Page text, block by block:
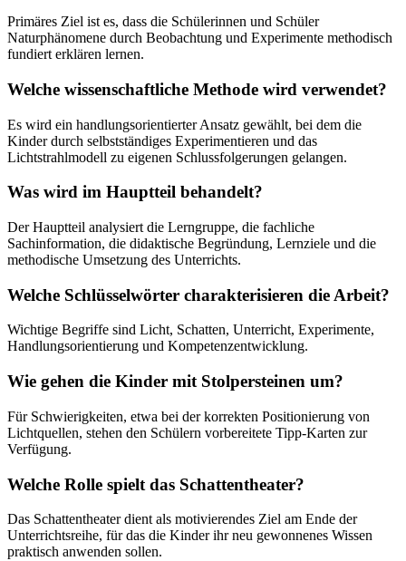
Primäres Ziel ist es, dass die Schülerinnen und Schüler
Naturphänomene durch Beobachtung und Experimente methodisch
fundiert erklären lernen.
Welche wissenschaftliche Methode wird verwendet?
Es wird ein handlungsorientierter Ansatz gewählt, bei dem die
Kinder durch selbstständiges Experimentieren und das
Lichtstrahlmodell zu eigenen Schlussfolgerungen gelangen.
Was wird im Hauptteil behandelt?
Der Hauptteil analysiert die Lerngruppe, die fachliche
Sachinformation, die didaktische Begründung, Lernziele und die
methodische Umsetzung des Unterrichts.
Welche Schlüsselwörter charakterisieren die Arbeit?
Wichtige Begriffe sind Licht, Schatten, Unterricht, Experimente,
Handlungsorientierung und Kompetenzentwicklung.
Wie gehen die Kinder mit Stolpersteinen um?
Für Schwierigkeiten, etwa bei der korrekten Positionierung von
Lichtquellen, stehen den Schülern vorbereitete Tipp-Karten zur
Verfügung.
Welche Rolle spielt das Schattentheater?
Das Schattentheater dient als motivierendes Ziel am Ende der
Unterrichtsreihe, für das die Kinder ihr neu gewonnenes Wissen
praktisch anwenden sollen.